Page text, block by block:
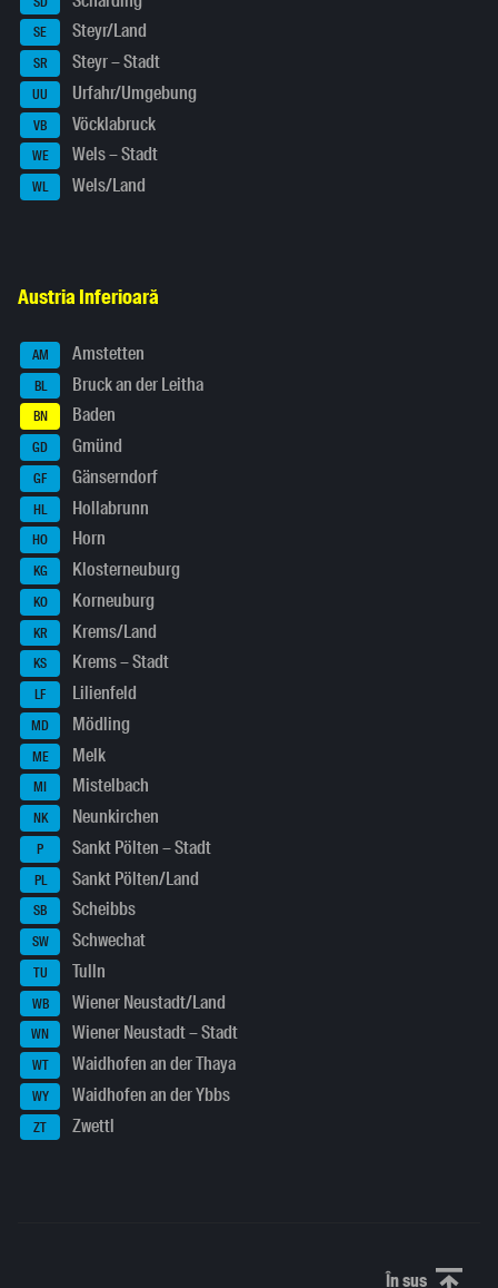
SE Steyr/Land
SR Steyr – Stadt
UU Urfahr/Umgebung
VB Vöcklabruck
WE Wels – Stadt
WL Wels/Land
Austria Inferioară
AM Amstetten
BL Bruck an der Leitha
BN Baden
GD Gmünd
GF Gänserndorf
HL Hollabrunn
HO Horn
KG Klosterneuburg
KO Korneuburg
KR Krems/Land
KS Krems – Stadt
LF Lilienfeld
MD Mödling
ME Melk
MI Mistelbach
NK Neunkirchen
P Sankt Pölten – Stadt
PL Sankt Pölten/Land
SB Scheibbs
SW Schwechat
TU Tulln
WB Wiener Neustadt/Land
WN Wiener Neustadt – Stadt
WT Waidhofen an der Thaya
WY Waidhofen an der Ybbs
ZT Zwettl
În sus